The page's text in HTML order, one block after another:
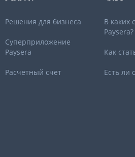
Решения для бизнеса
Суперприложение
Paysera
Расчетный счет
В каких
Paysera?
Как
Есть ли